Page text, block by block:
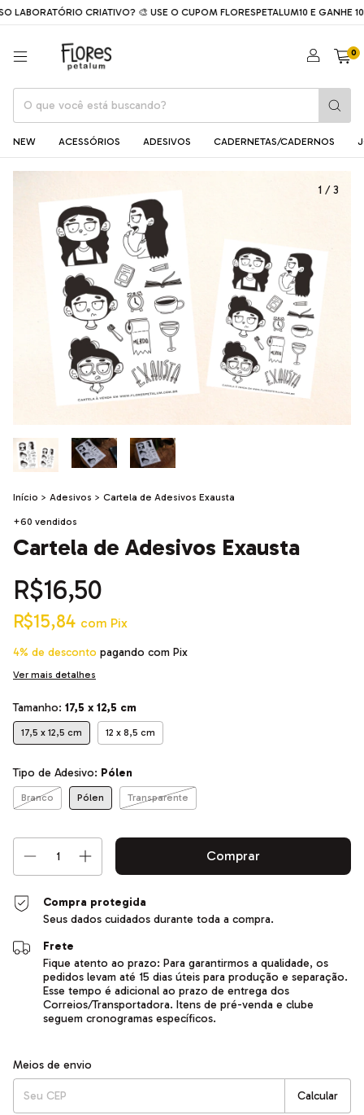
CRIATIVO? 🎨 USE O CUPOM FLORESPETALUM10 E GANHE
0
NEW ACESSÓRIOS ADESIVOS CADERNETAS/CADERNOS
1 /3
Início > Adesivos > Cartela de Adesivos Exausta
+60 vendidos
Cartela de Adesivos Exausta
R$16,50
R$15,84 com Pix
4% de desconto pagando com Pix
Ver mais detalhes
Tamanho: 17,5 x 12,5 cm
17,5 x 12,5 cm 12 x 8,5 cm
Tipo de Adesivo: Pólen
Branco Pólen Transparente
Compra protegida
Seus dados cuidados durante toda a compra.
Frete
Fique atento ao prazo: Para garantirmos a qualidade, os
pedidos levam até 15 dias úteis para produção e separação.
Esse tempo é adicional ao prazo de entrega dos
Correios/Transportadora. Itens de pré-venda e clube
seguem cronogramas específicos.
Entregas para o CEP:
Meios de envio
Calcular